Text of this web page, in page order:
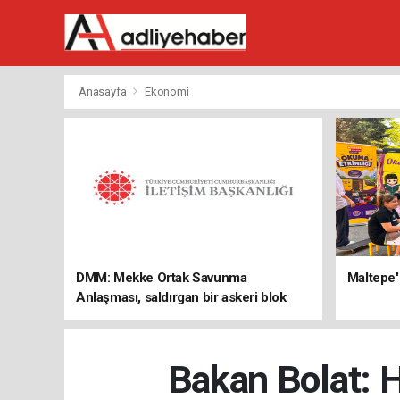
Anasayfa Ekonomi
DMM: Mekke Ortak Savunma
Anlaşması, saldırgan bir askeri blok
değil
Bakan Bolat: